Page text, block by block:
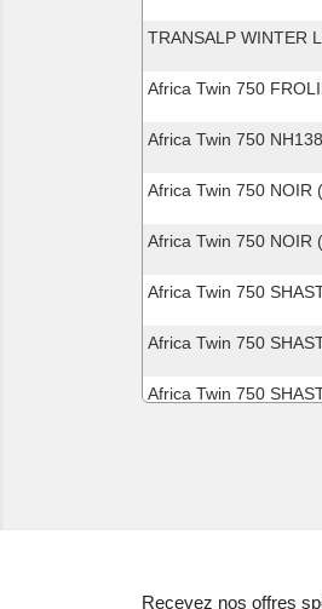
TRANSALP WINTER
Africa Twin 750
Africa Twin 750
Africa Twin 750 NOIR
Africa Twin 750 NOIR
Africa Twin 750
Africa Twin 750
Africa Twin 750
Africa Twin 750
Recevez nos offres